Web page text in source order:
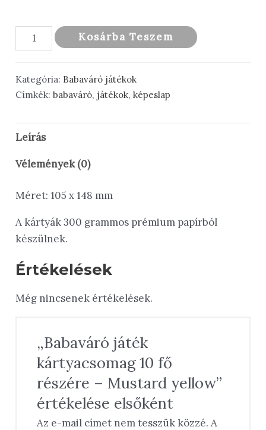
Babaváró
játék
10
fő
-
yellow
Kosárba Teszem
Kategória: Babaváró játékok
Címkék:babaváró, játékok,képeslap
Leírás
Vélemények (0)
Méret: 105 x 148 mm
A kártyák 300 grammos prémium papírból
készülnek.
Értékelések
Még nincsenek értékelések.
„Babaváró játék
kártyacsomag 10 fő
részére – Mustard yellow”
értékelése elsőként
Az e-mail címet nem tesszük közzé. A